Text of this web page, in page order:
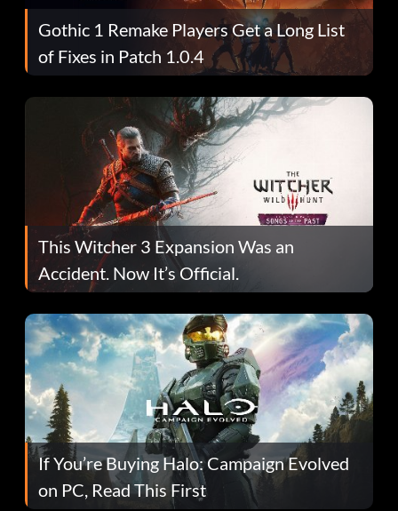
Gothic 1 Remake Players Get a Long List
of Fixes in Patch 1.0.4
This Witcher 3 Expansion Was an
Accident. Now It’s Official.
If You’re Buying Halo: Campaign Evolved
on PC, Read This First